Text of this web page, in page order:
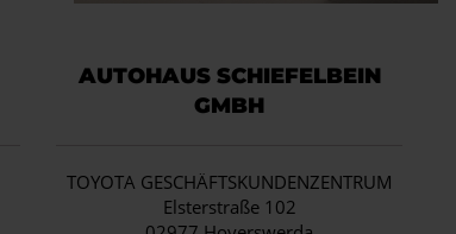
AUTOHAUS SCHIEFELBEIN
GMBH
TOYOTA GESCHÄFTSKUNDENZENTRUM
Elsterstraße 102